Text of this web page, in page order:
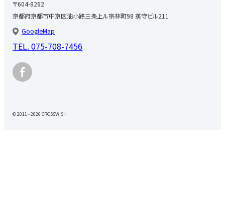
〒604-8262
京都府京都市中京区油小路三条上ル宗林町98 英守ビル211
GoogleMap
TEL.075-708-7456
© 2011 - 2026 CROSSWISH